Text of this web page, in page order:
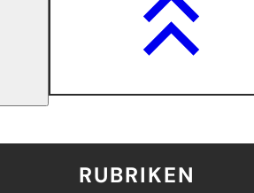
RUBRIKEN